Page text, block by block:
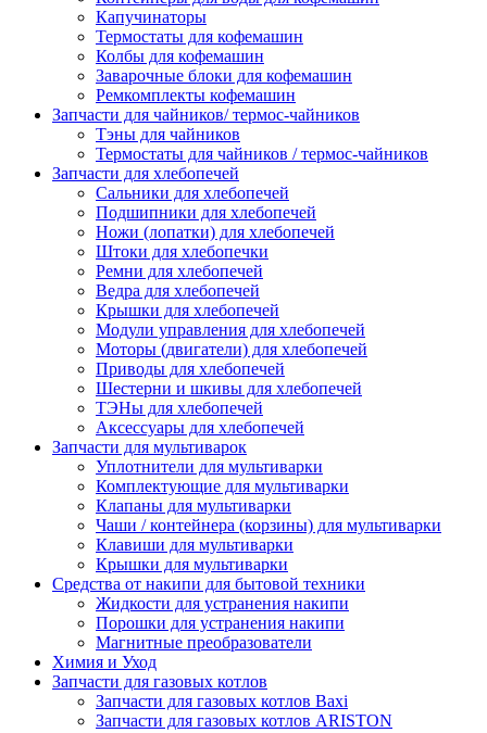
Капучинаторы
Термостаты для кофемашин
Колбы для кофемашин
Заварочные блоки для кофемашин
Ремкомплекты кофемашин
Запчасти для чайников/ термос-чайников
Тэны для чайников
Термостаты для чайников / термос-чайников
Запчасти для хлебопечей
Сальники для хлебопечей
Подшипники для хлебопечей
Ножи (лопатки) для хлебопечей
Штоки для хлебопечки
Ремни для хлебопечей
Ведра для хлебопечей
Крышки для хлебопечей
Модули управления для хлебопечей
Моторы (двигатели) для хлебопечей
Приводы для хлебопечей
Шестерни и шкивы для хлебопечей
ТЭНы для хлебопечей
Аксессуары для хлебопечей
Запчасти для мультиварок
Уплотнители для мультиварки
Комплектующие для мультиварки
Клапаны для мультиварки
Чаши / контейнера (корзины) для мультиварки
Клавиши для мультиварки
Крышки для мультиварки
Средства от накипи для бытовой техники
Жидкости для устранения накипи
Порошки для устранения накипи
Магнитные преобразователи
Химия и Уход
Запчасти для газовых котлов
Запчасти для газовых котлов Baxi
Запчасти для газовых котлов ARISTON